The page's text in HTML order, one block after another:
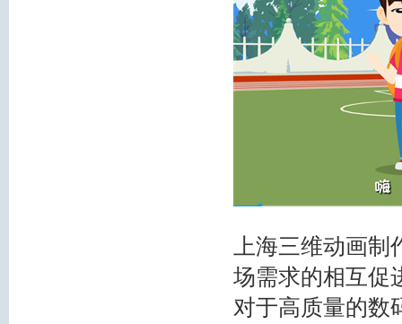
上海三维动画
场需求的相互促
对于高质量的数